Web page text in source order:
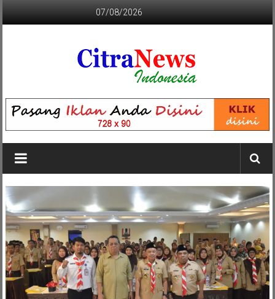
07/08/2026
CITRANEWS
INDONESIA
BERANI
DAN
KRISTIS